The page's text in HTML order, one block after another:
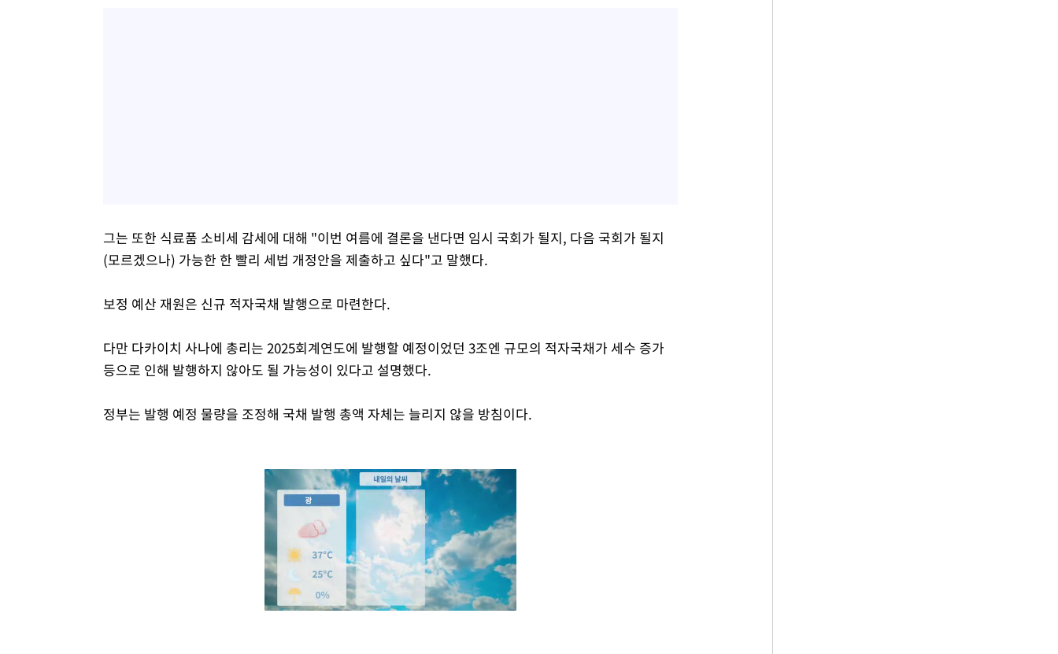
그는 또한 식료품 소비세 감세에 대해 "이번 여름에 결론을 낸다면 임시 국회가 될지, 다음 국회가 될지
(모르겠으나) 가능한 한 빨리 세법 개정안을 제출하고 싶다"고 말했다.
보정 예산 재원은 신규 적자국채 발행으로 마련한다.
다만 다카이치 사나에 총리는 2025회계연도에 발행할 예정이었던 3조엔 규모의 적자국채가 세수 증가
등으로 인해 발행하지 않아도 될 가능성이 있다고 설명했다.
정부는 발행 예정 물량을 조정해 국채 발행 총액 자체는 늘리지 않을 방침이다.